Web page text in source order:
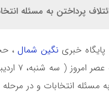
پرداختن به مسئله
خبری نگین شمال ،
مسئله انتخابات و در